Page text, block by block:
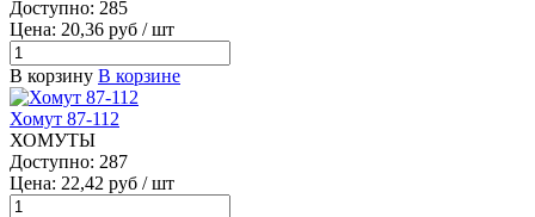
Доступно: 285
Цена: 20,36 руб / шт
В корзину В корзине
Хомут 87-112
ХОМУТЫ
Доступно: 287
Цена: 22,42 руб / шт